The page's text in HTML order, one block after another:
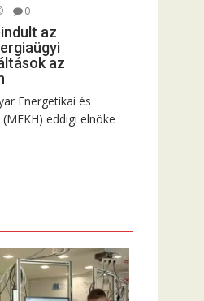
0
az
az
Energetikai és
eddigi elnöke